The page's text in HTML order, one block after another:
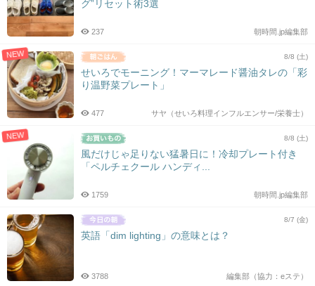
グ”リセット術3選
朝時間.jp編集部
237
NEW 8/8 (土)
せいろでモーニング！マーマレード醤油タレの「彩
り温野菜プレート」
サヤ（せいろ料理インフルエンサー/栄養士）
477
NEW 8/8 (土)
風だけじゃ足りない猛暑日に！冷却プレート付き
「ペルチェクール ハンディ...
朝時間.jp編集部
1759
8/7 (金)
英語「dim lighting」の意味とは？
編集部（協力：eステ）
3788